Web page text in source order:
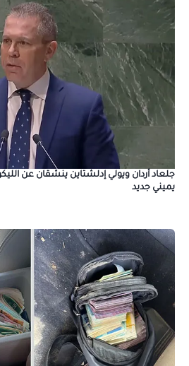
جلعاد أردان ويولي إدلشتاين ينشقان عن
يميني جديد